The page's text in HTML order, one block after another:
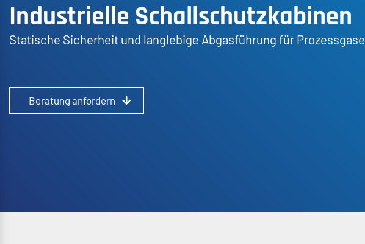
Industrielle Schallschutzkabinen
Statische Sicherheit und langlebige Abgasführung für Prozessgase
Beratung anfordern